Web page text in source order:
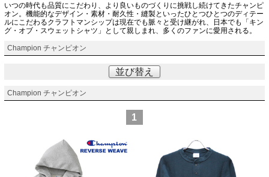
いつの時代も品質にこだわり、より良いものづくりに挑戦し続けてきたチャンピ
オン。機能的なデザイン・素材・耐久性・縫製といったひとつひとつのディテー
ルにこだわるクラフトマンシップは現在でも脈々と受け継がれ、日本でも「キン
グ・オブ・スウェットシャツ」として親しまれ、多くのファンに愛用される。
Champion チャンピオン
並び替え
Champion チャンピオン
1